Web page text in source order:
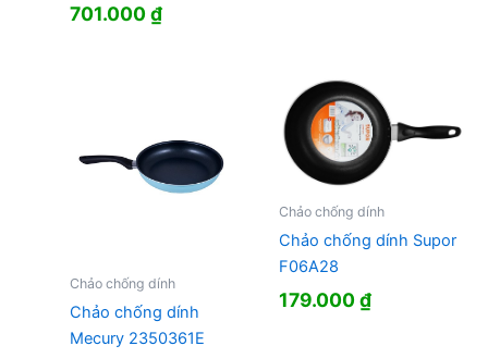
701.000₫
Chảo chống dính
Chảo chống dính
Mecury 2350361E
Chảo chống dính
Chảo chống dính Supor
F06A28
179.000₫